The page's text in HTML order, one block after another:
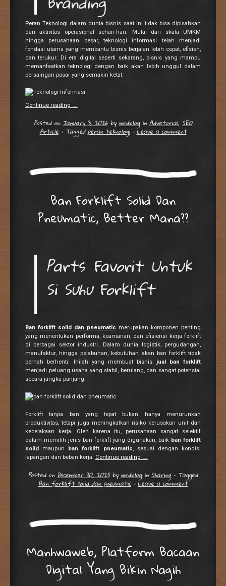
Peran Teknologi dalam dunia bisnis saat ini tidak bisa dipisahkan
dari aktivitas operasional sehari-hari. Mulai dari skala UMKM
hingga perusahaan besar, teknologi informasi telah menjadi
fondasi utama yang membantu bisnis berjalan lebih cepat, efisien,
dan terukur. Di era digital seperti sekarang, bisnis yang mampu
memanfaatkan teknologi dengan baik akan lebih unggul dalam
persaingan pasar yang semakin ketat.
Continue reading →
Posted on January 3, 2026by wrdblog inAdvetorial, SEO
Article • Tagged peran teknologi •Leave a comment
Ban Forklift Solid Dan
Pneumatic, Better Mana??
Parts Favorit Untuk
Si Suhu Forklift
Ban forklift solid dan pneumatic merupakan komponen penting
yang menentukan performa, keamanan, dan efisiensi kerja forklift
di berbagai sektor industri. Dalam dunia logistik, pergudangan,
manufaktur, hingga pelabuhan, kebutuhan akan ban forklift tidak
pernah berhenti. Inilah yang membuat bisnis
jual ban forklift
menjadi peluang usaha yang stabil, berulang, dan sangat potensial
secara jangka panjang.
Forklift tanpa ban yang tepat bukan hanya menurunkan
produktivitas, tetapi juga meningkatkan risiko kerusakan unit dan
kecelakaan kerja. Oleh karena itu, perusahaan sangat selektif
dalam memilih jenis ban forklift yang digunakan, baik ban forklift
solid maupun ban forklift pneumatic, sesuai dengan kondisi
lapangan dan beban kerja. Continue reading →
Posted on December 30, 2025by wrdblog in Sharing • Tagged
Ban forklift solid dan pneumatic • Leave a comment
Manhwaweb, Platform Bacaan
Digital Yang Bikin Nagih